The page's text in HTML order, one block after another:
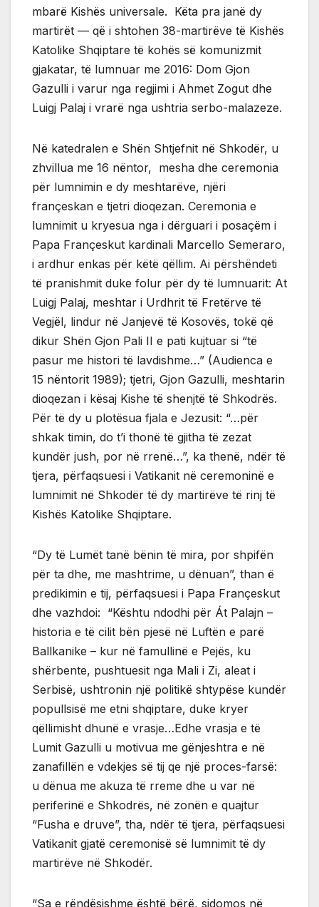
mbarë Kishës universale. Këta pra janë dy
martirët — që i shtohen 38-martirëve të Kishës
Katolike Shqiptare të kohës së komunizmit
gjakatar, të lumnuar me 2016: Dom Gjon
Gazulli i varur nga regjimi i Ahmet Zogut dhe
Luigj Palaj i vrarë nga ushtria serbo-malazeze.
Në katedralen e Shën Shtjefnit në Shkodër, u
zhvillua me 16 nëntor, mesha dhe ceremonia
për lumnimin e dy meshtarëve, njëri
françeskan e tjetri dioqezan. Ceremonia e
lumnimit u kryesua nga i dërguari i posaçëm i
Papa Françeskut kardinali Marcello Semeraro,
i ardhur enkas për këtë qëllim. Ai përshëndeti
të pranishmit duke folur për dy të lumnuarit: At
Luigj Palaj, meshtar i Urdhrit të Fretërve të
Vegjël, lindur në Janjevë të Kosovës, tokë që
dikur Shën Gjon Pali II e pati kujtuar si “të
pasur me histori të lavdishme…” (Audienca e
15 nëntorit 1989); tjetri, Gjon Gazulli, meshtarin
dioqezan i kësaj Kishe të shenjtë të Shkodrës.
Për të dy u plotësua fjala e Jezusit: “…për
shkak timin, do t’i thonë të gjitha të zezat
kundër jush, por në rrenë…”, ka thenë, ndër të
tjera, përfaqsuesi i Vatikanit në ceremoninë e
lumnimit në Shkodër të dy martirëve të rinj të
Kishës Katolike Shqiptare.
“Dy të Lumët tanë bënin të mira, por shpifën
për ta dhe, me mashtrime, u dënuan”, than ë
predikimin e tij, përfaqsuesi i Papa Françeskut
dhe vazhdoi: “Kështu ndodhi për Át Palajn –
historia e të cilit bën pjesë në Luftën e parë
Ballkanike – kur në famullinë e Pejës, ku
shërbente, pushtuesit nga Mali i Zi, aleat i
Serbisë, ushtronin një politikë shtypëse kundër
popullsisë me etni shqiptare, duke kryer
qëllimisht dhunë e vrasje…Edhe vrasja e të
Lumit Gazulli u motivua me gënjeshtra e në
zanafillën e vdekjes së tij qe një proces-farsë:
u dënua me akuza të rreme dhe u var në
periferinë e Shkodrës, në zonën e quajtur
“Fusha e druve”, tha, ndër të tjera, përfaqsuesi
Vatikanit gjatë ceremonisë së lumnimit të dy
martirëve në Shkodër.
“Sa e rëndësishme është bërë, sidomos në